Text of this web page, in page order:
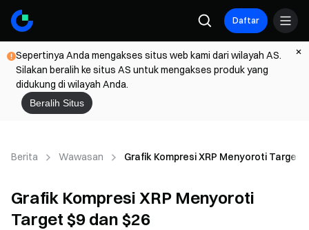
Daftar
Sepertinya Anda mengakses situs web kami dari wilayah AS.
Silakan beralih ke situs AS untuk mengakses produk yang
didukung di wilayah Anda.
Beralih Situs
Berita Wawasan Grafik Kompresi XRP Menyoroti Target
Grafik Kompresi XRP Menyoroti
Target $9 dan $26